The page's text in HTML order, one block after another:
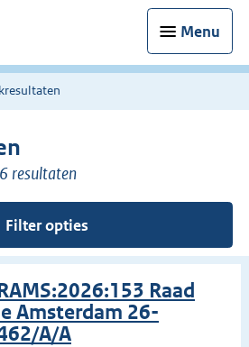
Menu
resultaten
Filter opties
Raad
Amsterdam 26-
A/A